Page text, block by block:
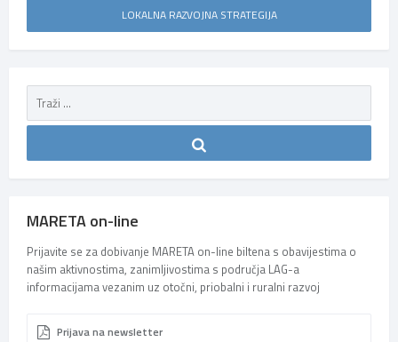
LOKALNA RAZVOJNA STRATEGIJA
MARETA on-line
Prijavite se za dobivanje MARETA on-line biltena s obavijestima o
našim aktivnostima, zanimljivostima s područja LAG-a
informacijama vezanim uz otočni, priobalni i ruralni razvoj
Prijava na newsletter